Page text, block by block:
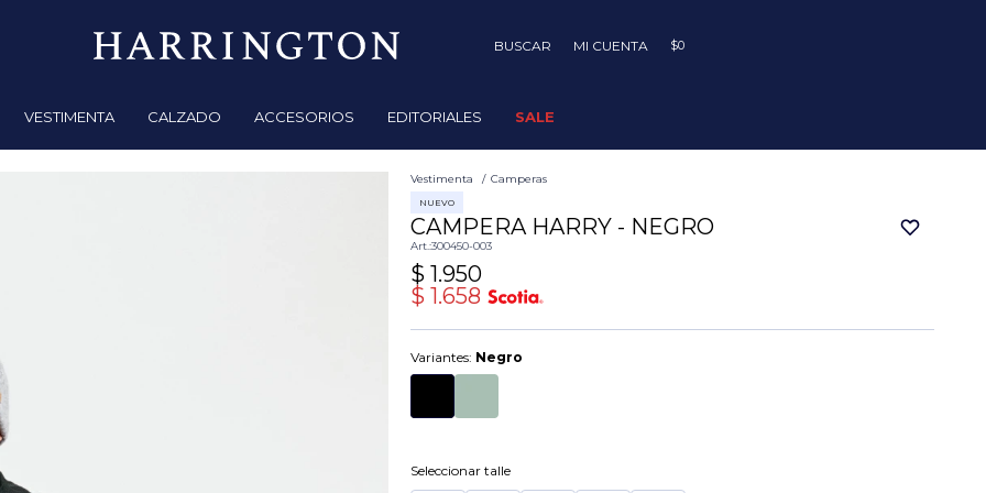
VESTIMENTA CALZADO ACCESORIOS EDITORIALES SALE
$0
Vestimenta Camperas
NUEVO
CAMPERA HARRY - NEGRO
300450-003
$ 1.950
$ 1.658
Variantes: Negro
Seleccionar talle